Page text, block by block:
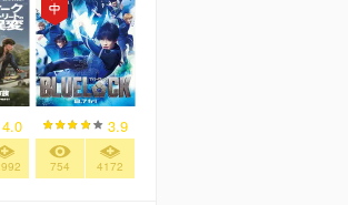
4.0 3.9
754 4172